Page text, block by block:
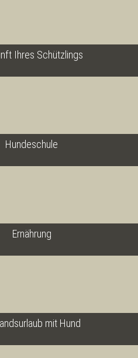
Ihres Schützlings
Hundeschule
Ernährung
mit Hund